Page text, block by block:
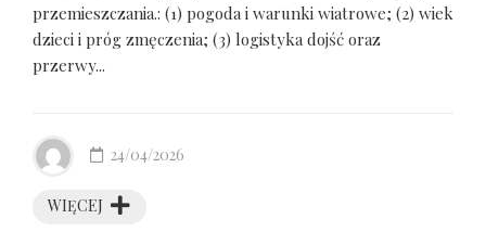
przemieszczania.: (1) pogoda i warunki wiatrowe; (2) wiek
dzieci i próg zmęczenia; (3) logistyka dojść oraz
przerwy...
WIĘCEJ
24/04/2026